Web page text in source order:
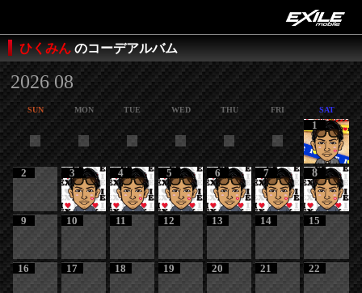
ひくみん のコーデアルバム
2026 08
SUN MON TUE WED THU FRI SAT
1
2 3 4 5 6 7 8
9 10 11 12 13 14 15
16 17 18 19 20 21 22